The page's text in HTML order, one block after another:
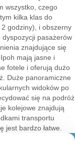
wszystko, czego
kilka klas do
godziny), i obszerny
dyspozycji pasażerów
znajdujące się
mają jasne i
fotele i oferują dużo
Duże panoramiczne
widoków po
się na podróż
kolejowe znajdują
transportu
jest bardzo łatwe.